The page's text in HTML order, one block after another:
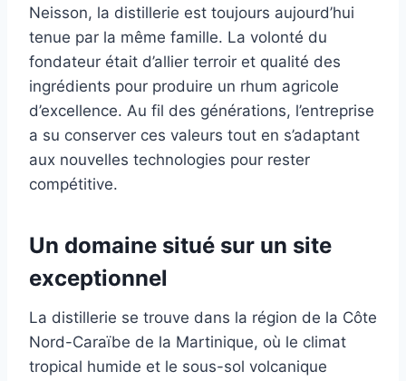
Neisson, la distillerie est toujours aujourd’hui
tenue par la même famille. La volonté du
fondateur était d’allier terroir et qualité des
ingrédients pour produire un rhum agricole
d’excellence. Au fil des générations, l’entreprise
a su conserver ces valeurs tout en s’adaptant
aux nouvelles technologies pour rester
compétitive.
Un domaine situé sur un site
exceptionnel
La distillerie se trouve dans la région de la Côte
Nord-Caraïbe de la Martinique, où le climat
tropical humide et le sous-sol volcanique